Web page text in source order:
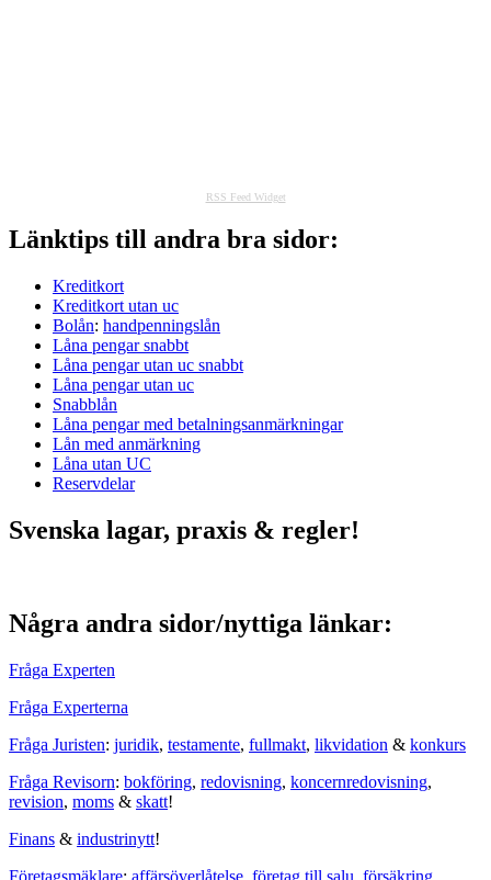
RSS Feed Widget
Länktips till andra bra sidor:
Kreditkort
Kreditkort utan uc
Bolån: handpenningslån
Låna pengar snabbt
Låna pengar utan uc snabbt
Låna pengar utan uc
Snabblån
Låna pengar med betalningsanmärkningar
Lån med anmärkning
Låna utan UC
Reservdelar
Svenska lagar, praxis & regler!
Några andra sidor/nyttiga länkar:
Fråga Experten
Fråga Experterna
Fråga Juristen: juridik, testamente, fullmakt, likvidation & konkurs
Fråga Revisorn: bokföring, redovisning, koncernredovisning,
revision, moms & skatt!
Finans & industrinytt!
Företagsmäklare: affärsöverlåtelse företag till salu försäkring